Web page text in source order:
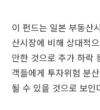
이 펀드는 일본 부동산
산시장에 비해 상대적
안한 것으로 주가 하락
객들에게 투자위험 분
될 수 있을 것으로 보인